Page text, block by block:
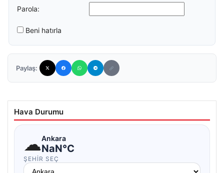
Parola:
Beni hatırla
Paylaş:
Hava Durumu
☁Ankara
NaN°C
ŞEHIR SEÇ